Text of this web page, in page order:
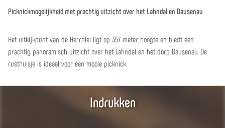
Picknickmogelijkheid met prachtig uitzicht over het Lahndal en Dausenau
Het uitkijkpunt van de Herrnlei ligt op 357 meter hoogte en biedt een
prachtig panoramisch uitzicht over het Lahndal en het dorp Dausenau. De
rusthuisje is ideaal voor een mooie picknick.
Indrukken